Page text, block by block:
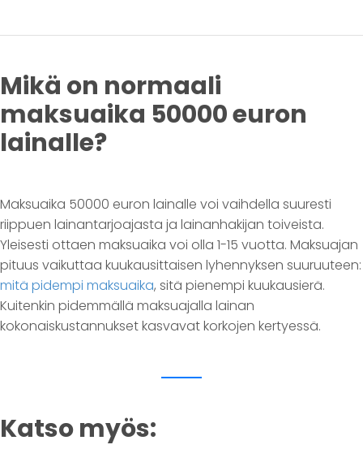
Mikä on normaali
maksuaika 50000 euron
lainalle?
Maksuaika 50000 euron lainalle voi vaihdella suuresti
riippuen lainantarjoajasta ja lainanhakijan toiveista.
Yleisesti ottaen maksuaika voi olla 1-15 vuotta. Maksuajan
pituus vaikuttaa kuukausittaisen lyhennyksen suuruuteen:
mitä pidempi maksuaika, sitä pienempi kuukausierä.
Kuitenkin pidemmällä maksuajalla lainan
kokonaiskustannukset kasvavat korkojen kertyessä.
Katso myös: